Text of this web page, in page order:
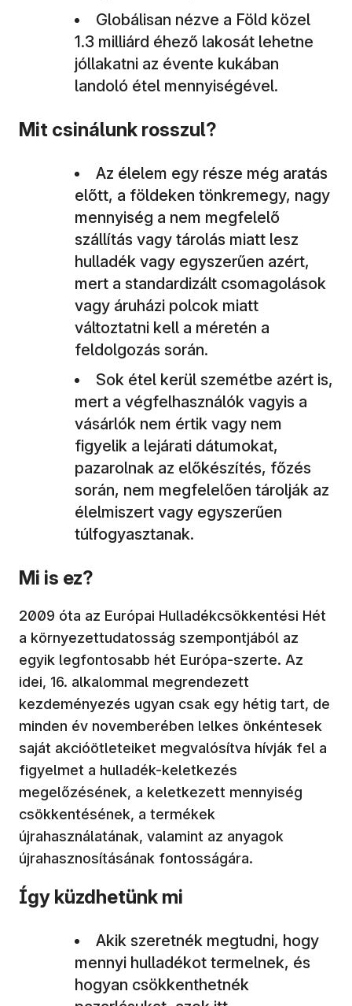
Globálisan nézve a Föld közel
1.3 milliárd éhező lakosát lehetne
jóllakatni az évente kukában
landoló étel mennyiségével.
Mit csinálunk rosszul?
Az élelem egy része még aratás
előtt, a földeken tönkremegy, nagy
mennyiség a nem megfelelő
szállítás vagy tárolás miatt lesz
hulladék vagy egyszerűen azért,
mert a standardizált csomagolások
vagy áruházi polcok miatt
változtatni kell a méretén a
feldolgozás során.
Sok étel kerül szemétbe azért is,
mert a végfelhasználók vagyis a
vásárlók nem értik vagy nem
figyelik a lejárati dátumokat,
pazarolnak az előkészítés, főzés
során, nem megfelelően tárolják az
élelmiszert vagy egyszerűen
túlfogyasztanak.
Mi is ez?
2009 óta az Európai Hulladékcsökkentési Hét
a környezettudatosság szempontjából az
egyik legfontosabb hét Európa-szerte. Az
idei, 16. alkalommal megrendezett
kezdeményezés ugyan csak egy hétig tart, de
minden év novemberében lelkes önkéntesek
saját akcióötleteiket megvalósítva hívják fel a
figyelmet a hulladék-keletkezés
megelőzésének, a keletkezett mennyiség
csökkentésének, a termékek
újrahasználatának, valamint az anyagok
újrahasznosításának fontosságára.
Így küzdhetünk mi
Akik szeretnék megtudni, hogy
mennyi hulladékot termelnek, és
hogyan csökkenthetnék